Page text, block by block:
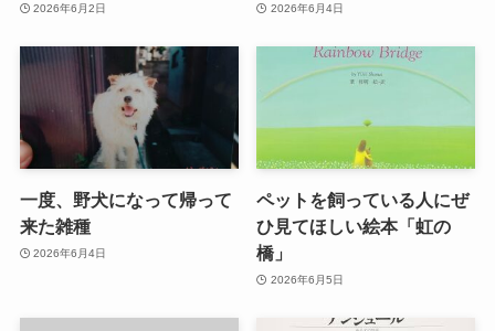
2026年6月2日 2026年6月4日
一度、野犬になって帰って
来た雑種
2026年6月4日
ペットを飼っている人にぜ
ひ見てほしい絵本「虹の
橋」
2026年6月5日